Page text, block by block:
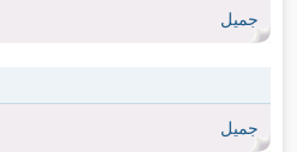
جميل
جميل